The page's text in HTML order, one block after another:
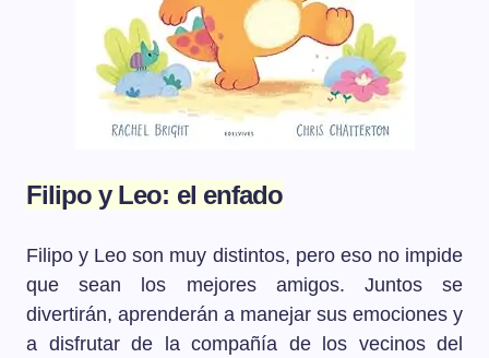
Filipo y Leo: el enfado
Filipo y Leo son muy distintos, pero eso no impide
que sean los mejores amigos. Juntos se
divertirán, aprenderán a manejar sus emociones y
a disfrutar de la compañía de los vecinos del